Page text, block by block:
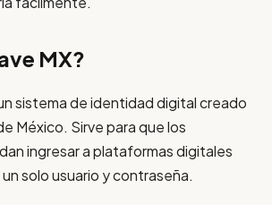
MX?
sistema de identidad digital creado
México. Sirve para que los
ingresar a plataformas digitales
solo usuario y contraseña.